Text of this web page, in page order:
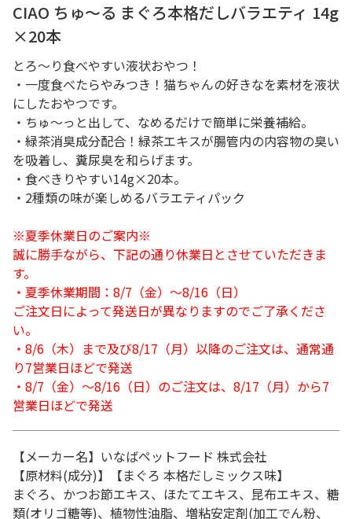
CIAO ちゅ～る まぐろ本格だしバラエティ 14g
×20本
とろ～り食べやすい液状おやつ！
・一度食べたらやみつき！猫ちゃんの好きなを素材を液状
にしたおやつです。
・ちゅ～っと出して、なめるだけで簡単に栄養補給。
・緑茶消臭成分配合！緑茶エキスが腸管内の内容物の臭い
を吸着し、糞尿臭を和らげます。
・食べきりやすい14g×20本。
・2種類の味が楽しめるバラエティパック
※夏季休業日のご案内※
誠に勝手ながら、下記の通り休業日とさせていただきま
す。
・夏季休業期間：8/7（金）～8/16（日）
ご注文日によって発送日が異なりますのでご了承くださ
い。
・8/6（木）まで及び8/17（月）以降のご注文は、通常通
り7営業日ほどで発送
・8/7（金）～8/16（日）のご注文は、8/17（月）から7
営業日ほどで発送
【メーカー名】いなばペットフード 株式会社
【原材料(成分)】【まぐろ 本格だしミックス味】
まぐろ、かつお節エキス、ほたてエキス、昆布エキス、糖
類(オリゴ糖等)、植物性油脂、増粘安定剤(加工でん粉、